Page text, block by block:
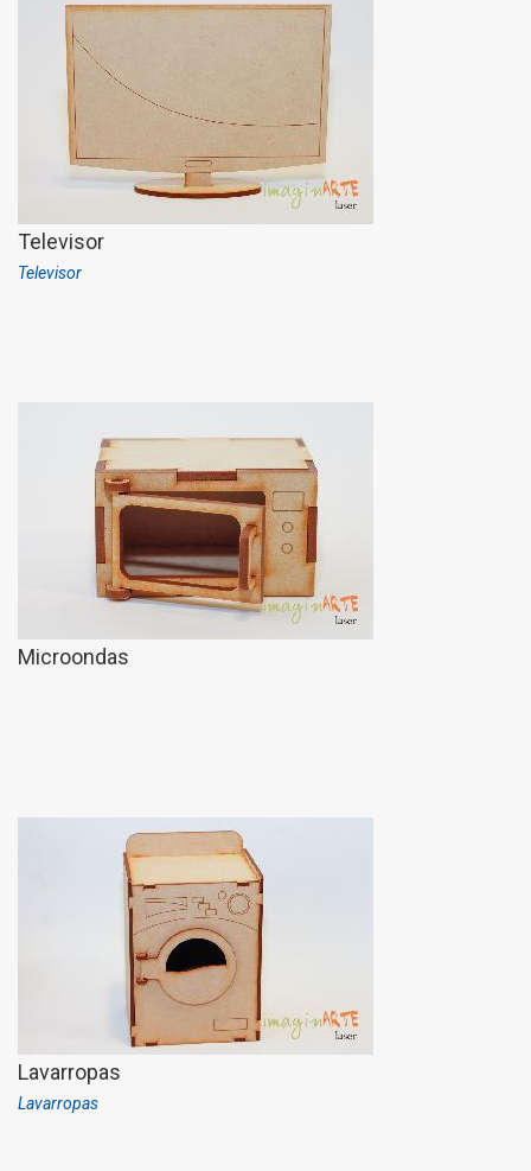
Televisor
Televisor
Microondas
Lavarropas
Lavarropas